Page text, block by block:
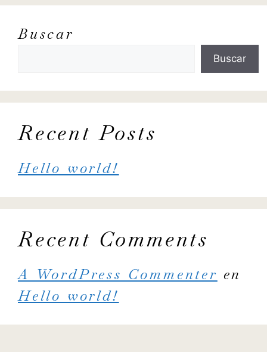
Buscar
Buscar
Recent Posts
Hello world!
Recent Comments
A WordPress Commenter en
Hello world!